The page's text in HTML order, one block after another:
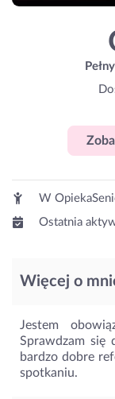
W
Ostatnia
Więcej o
Jestem
Sprawdzam się
bardzo dobre
spotkaniu.